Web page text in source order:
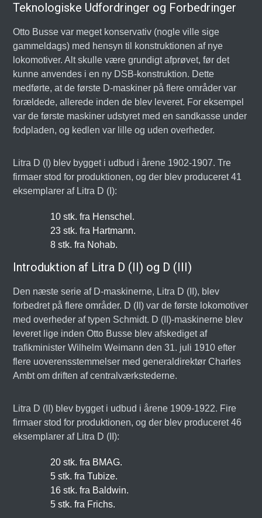
Teknologiske Udfordringer og Forbedringer
Otto Busse var meget konservativ (nogle ville sige
gammeldags) med hensyn til konstruktionen af nye
lokomotiver. Alt skulle være grundigt afprøvet, før det
kunne anvendes i en ny DSB-konstruktion. Dette
medførte, at de første D-maskiner på flere områder var
forældede, allerede inden de blev leveret. For eksempel
var de første maskiner udstyret med en sandkasse under
fodpladen, og kedlen var lille og uden overheder.
Litra D (I) blev bygget i udbud i årene 1902-1907. Tre
firmaer stod for produktionen, og der blev produceret 41
eksemplarer af Litra D (I):
10 stk. fra Henschel.
23 stk. fra Hartmann.
8 stk. fra Nohab.
Introduktion af Litra D (II) og D (III)
Den næste serie af D-maskinerne, Litra D (II), blev
forbedret på flere områder. D (II) var de første lokomotiver
med overheder af typen Schmidt. D (II)-maskinerne blev
leveret lige inden Otto Busse blev afskediget af
trafikminister Wilhelm Weimann den 31. juli 1910 efter
flere uoverensstemmelser med generaldirektør Charles
Ambt om driften af centralværkstederne.
Litra D (II) blev bygget i udbud i årene 1909-1922. Fire
firmaer stod for produktionen, og der blev produceret 46
eksemplarer af Litra D (II):
20 stk. fra BMAG.
5 stk. fra Tubize.
16 stk. fra Baldwin.
5 stk. fra Frichs.